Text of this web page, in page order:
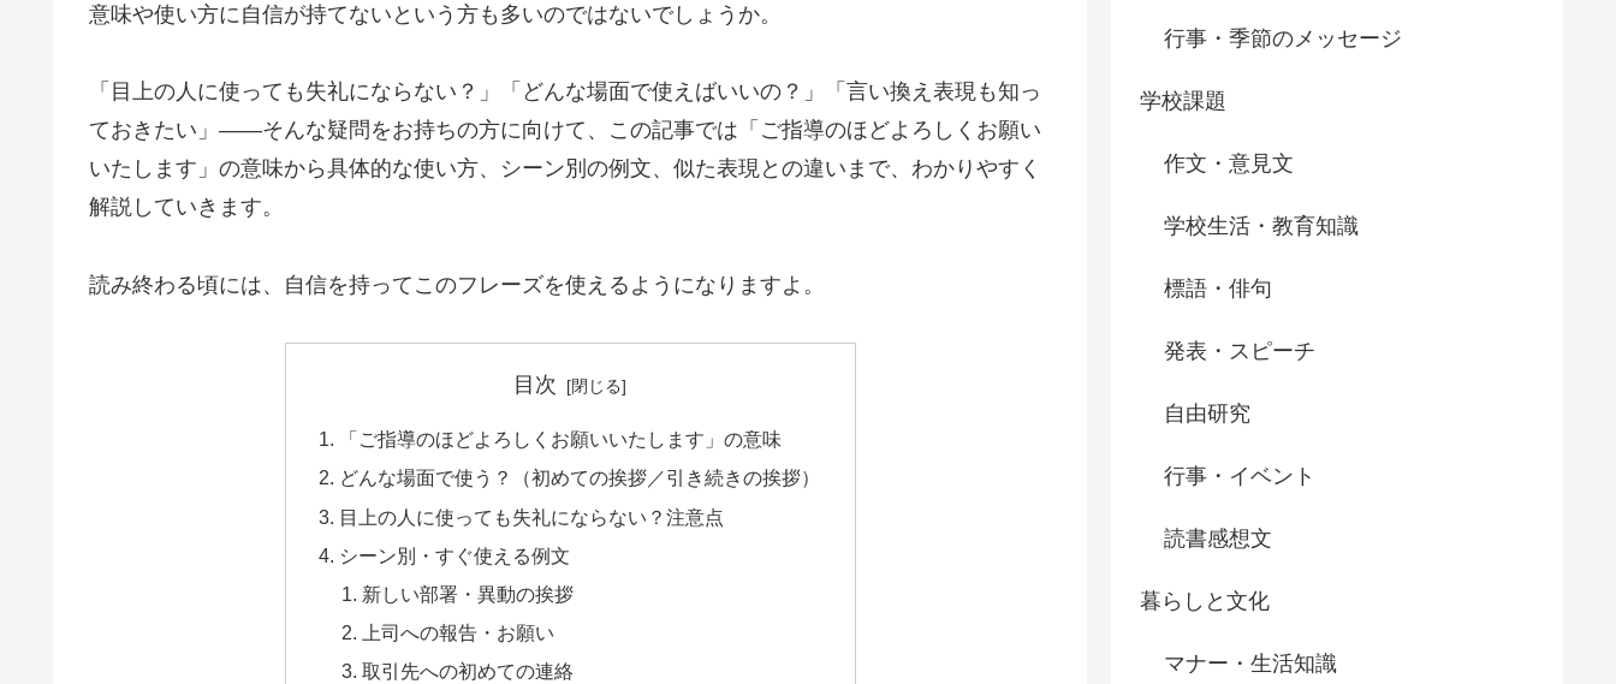
意味や使い方に自信が持てないという方も多いのではないでしょうか。
「目上の人に使っても失礼にならない？」「どんな場面で使えばいいの？」「言い換え表現も知っ
ておきたい」——そんな疑問をお持ちの方に向けて、この記事では「ご指導のほどよろしくお願い
いたします」の意味から具体的な使い方、シーン別の例文、似た表現との違いまで、わかりやすく
解説していきます。
読み終わる頃には、自信を持ってこのフレーズを使えるようになりますよ。
目次
「ご指導のほどよろしくお願いいたします」の意味
どんな場面で使う？（初めての挨拶／引き続きの挨拶）
目上の人に使っても失礼にならない？注意点
シーン別・すぐ使える例文
新しい部署・異動の挨拶
上司への報告・お願い
取引先への初めての連絡
行事・季節のメッセージ
学校課題
作文・意見文
学校生活・教育知識
標語・俳句
発表・スピーチ
自由研究
行事・イベント
読書感想文
暮らしと文化
マナー・生活知識